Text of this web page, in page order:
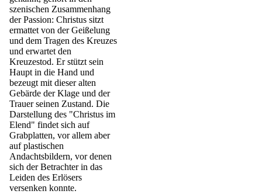
szenischen Zusammenhang
der Passion: Christus sitzt
ermattet von der Geißelung
und dem Tragen des Kreuzes
und erwartet den
Kreuzestod. Er stützt sein
Haupt in die Hand und
bezeugt mit dieser alten
Gebärde der Klage und der
Trauer seinen Zustand. Die
Darstellung des "Christus im
Elend" findet sich auf
Grabplatten, vor allem aber
auf plastischen
Andachtsbildern, vor denen
sich der Betrachter in das
Leiden des Erlösers
versenken konnte.